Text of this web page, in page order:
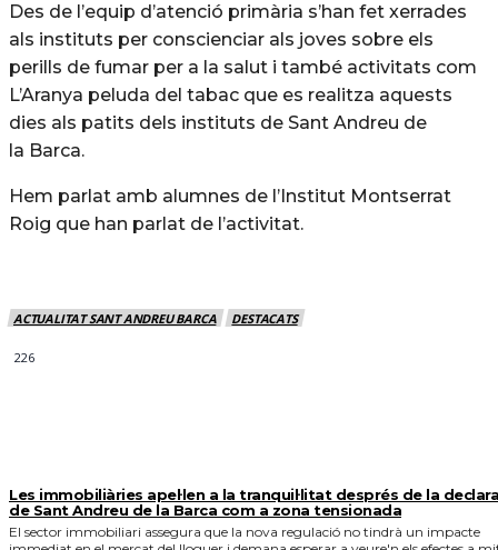
Des de l’equip d’atenció primària s’han fet xerrades
als instituts per conscienciar als joves sobre els
perills de fumar per a la salut i també activitats com
L’Aranya peluda del tabac que es realitza aquests
dies als patits dels instituts de Sant Andreu de
la Barca.
Hem parlat amb alumnes de l’Institut Montserrat
Roig que han parlat de l’activitat.
ACTUALITAT SANT ANDREU BARCA DESTACATS
226
Les immobiliàries apel·len a la tranquil·litat després de la
de Sant Andreu de la Barca com a zona tensionada
El sector immobiliari assegura que la nova regulació no tindrà un impacte